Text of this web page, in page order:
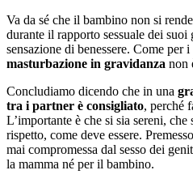
Va da sé che il bambino non si
durante il rapporto sessuale dei
sensazione di benessere. Come per
masturbazione in gravidanza non
Concludiamo dicendo che in una
tra i partner è consigliato, perché
L’importante è che si sia sereni,
rispetto, come deve essere.
mai compromessa dal sesso dei
la mamma né per il bambino.